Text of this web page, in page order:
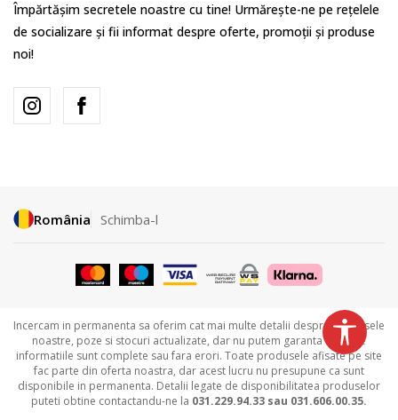
Împărtășim secretele noastre cu tine! Urmărește-ne pe rețelele
de socializare și fii informat despre oferte, promoții și produse
noi!
România Schimba-l
Incercam in permanenta sa oferim cat mai multe detalii despre produsele
noastre, poze si stocuri actualizate, dar nu putem garanta ca toate
informatiile sunt complete sau fara erori. Toate produsele afisate pe site
fac parte din oferta noastra, dar acest lucru nu presupune ca sunt
disponibile in permanenta. Detalii legate de disponibilitatea produselor
puteti obtine contactandu-ne la 031.229.94.33 sau 031.606.00.35.